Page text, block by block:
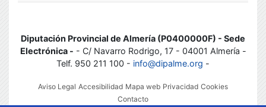
Diputación Provincial de Almería (P0400000F) - Sede
Electrónica - - C/ Navarro Rodrigo, 17 - 04001 Almería -
Telf. 950 211 100 - info@dipalme.org -
Aviso Legal Accesibilidad Mapa web Privacidad Cookies
Contacto